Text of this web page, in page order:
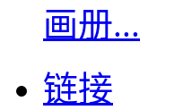
画册...
链接